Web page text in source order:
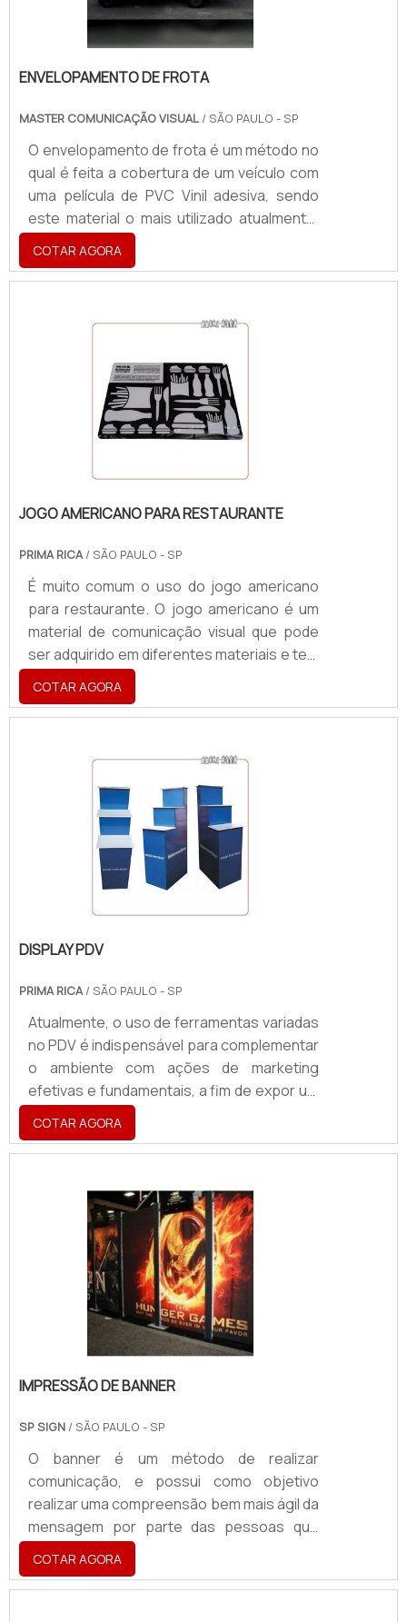
ferramentas difer.
ENVELOPAMENTO DE FROTA
MASTER COMUNICAÇÃO VISUAL / SÃO PAULO - SP
O envelopamento de frota é um método no
qual é feita a cobertura de um veículo com
uma película de PVC Vinil adesiva, sendo
este material o mais utilizado atualmente.
Por ser fabricado por inúmeros
fornecedores diferentes, ele possui
diversos tipos de características e
tomar cuidado com a legislação em vigor
deve ter a película da cor do carro ou
transparente. Sua aplicação é feita com
uma espátula, em etapas, com o cu.
COTAR AGORA
JOGO AMERICANO PARA RESTAURANTE
PRIMA RICA/ SÃO PAULO - SP
É muito comum o uso do jogo americano
para restaurante. O jogo americano é um
material de comunicação visual que pode
ser adquirido em diferentes materiais e tem
a possibilidade de personalização, que
permite que o produto seja exatamente
como o comprador imaginou e seguindo a
material na comunicação é capaz de
oferecer uma grande variedade de
benefícios. Entre eles é possível destacar:
Higiene; Facilidade em manter o ambiente
limpo; Aumento da lembrança da.
COTAR AGORA
DISPLAY PDV
PRIMA RICA/ SÃO PAULO - SP
Atualmente, o uso de ferramentas variadas
no PDV é indispensável para complementar
o ambiente com ações de marketing
efetivas e fundamentais, a fim de expor um
produto, evidenciando-o perante os
demais para gerar uma maior visibilidade e a
consequente lucratividade. Uma das
display PDV. O display para PDV, que pode
ser de mesa ou então de chão, são
instalados em diferentes locais de um
ambiente para deixar um determinado
produto visível e destacado.INFORM.
COTAR AGORA
IMPRESSÃO DE BANNER
SP SIGN / SÃO PAULO - SP
O banner é um método de realizar
comunicação, e possui como objetivo
realizar uma compreensão bem mais ágil da
mensagem por parte das pessoas que
transitam em determinado
ambiente.Informações adicionais e uso da
impressão de bannerPor esse motivo, ao
COTAR AGORA